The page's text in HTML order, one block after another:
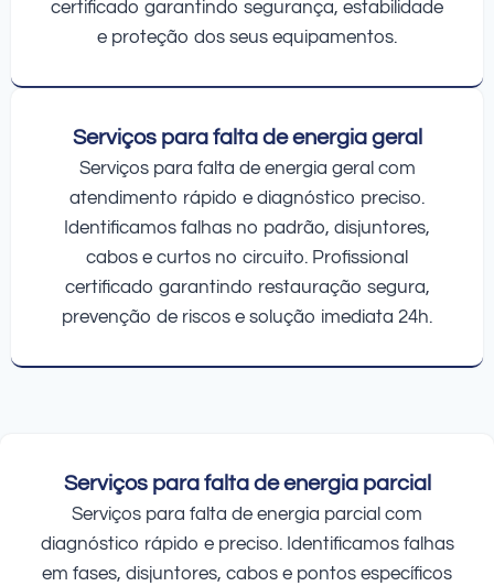
certificado garantindo segurança, estabilidade
e proteção dos seus equipamentos.
Serviços para falta de energia geral
Serviços para falta de energia geral com
atendimento rápido e diagnóstico preciso.
Identificamos falhas no padrão, disjuntores,
cabos e curtos no circuito. Profissional
certificado garantindo restauração segura,
prevenção de riscos e solução imediata 24h.
Serviços para falta de energia parcial
Serviços para falta de energia parcial com
diagnóstico rápido e preciso. Identificamos falhas
em fases, disjuntores, cabos e pontos específicos